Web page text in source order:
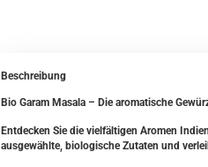
Beschreibung
Bio Garam Masala – Die aromatische
Entdecken Sie die vielfältigen Aromen
ausgewählte, biologische Zutaten und